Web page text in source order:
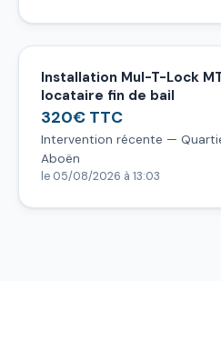
Installation Mul-T-Lock
locataire fin de bail
320€ TTC
Intervention récente —
Aboën
le 05/08/2026 à 13:03